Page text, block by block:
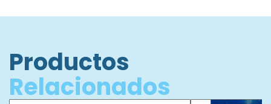
Productos
Relacionados